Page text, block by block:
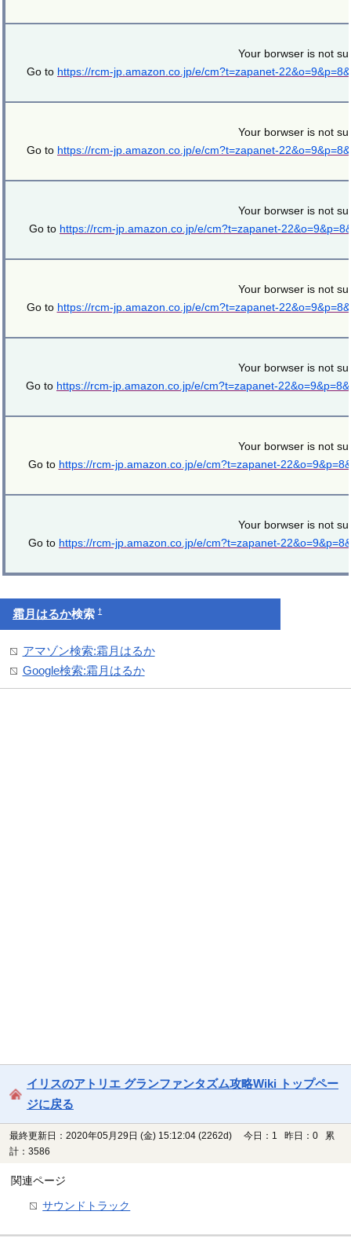
Your borwser is not
Go to https://rcm-jp.amazon.co.jp/e/cm?t=zapanet-
Your borwser is not
Go to https://rcm-jp.amazon.co.jp/e/cm?t=zapanet-
Your borwser is not
Go to https://rcm-jp.amazon.co.jp/e/cm?t=zapanet-
Your borwser is not
Go to https://rcm-jp.amazon.co.jp/e/cm?t=zapanet-
Your borwser is not
Go to https://rcm-jp.amazon.co.jp/e/cm?t=zapanet-
Your borwser is not
Go to https://rcm-jp.amazon.co.jp/e/cm?t=zapanet-
Your borwser is not
Go to https://rcm-jp.amazon.co.jp/e/cm?t=zapanet-
霜月はるか検索†
アマゾン検索:霜月はるか
Google検索:霜月はるか
イリスのアトリエ グランファンタズム攻略Wiki トップペー
ジに戻る
最終更新日：2020年05月29日 (金) 15:12:04 (2262d)
今日：1 昨日：0 累
計：3586
関連ページ
サウンドトラック